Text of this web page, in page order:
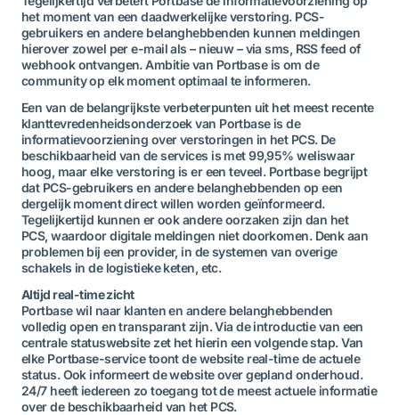
het moment van een daadwerkelijke verstoring. PCS-
gebruikers en andere belanghebbenden kunnen meldingen
hierover zowel per e-mail als – nieuw – via sms, RSS feed of
webhook ontvangen. Ambitie van Portbase is om de
community op elk moment optimaal te informeren.
Een van de belangrijkste verbeterpunten uit het meest recente
klanttevredenheidsonderzoek van Portbase is de
informatievoorziening over verstoringen in het PCS. De
beschikbaarheid van de services is met 99,95% weliswaar
hoog, maar elke verstoring is er een teveel. Portbase begrijpt
dat PCS-gebruikers en andere belanghebbenden op een
dergelijk moment direct willen worden geïnformeerd.
Tegelijkertijd kunnen er ook andere oorzaken zijn dan het
PCS, waardoor digitale meldingen niet doorkomen. Denk aan
problemen bij een provider, in de systemen van overige
schakels in de logistieke keten, etc.
Altijd real-time zicht
Portbase wil naar klanten en andere belanghebbenden
volledig open en transparant zijn. Via de introductie van een
centrale statuswebsite zet het hierin een volgende stap. Van
elke Portbase-service toont de website real-time de actuele
status. Ook informeert de website over gepland onderhoud.
24/7 heeft iedereen zo toegang tot de meest actuele informatie
over de beschikbaarheid van het PCS.